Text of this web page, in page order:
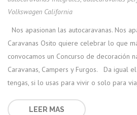
Volkswagen California
Nos apasionan las autocaravanas. Nos
Caravanas Osito quiere celebrar lo que
convocamos un Concurso de decoración
Caravanas, Campers y Furgos. Da igual
tengas, si lo usas para vivir o solo para
LEER MAS